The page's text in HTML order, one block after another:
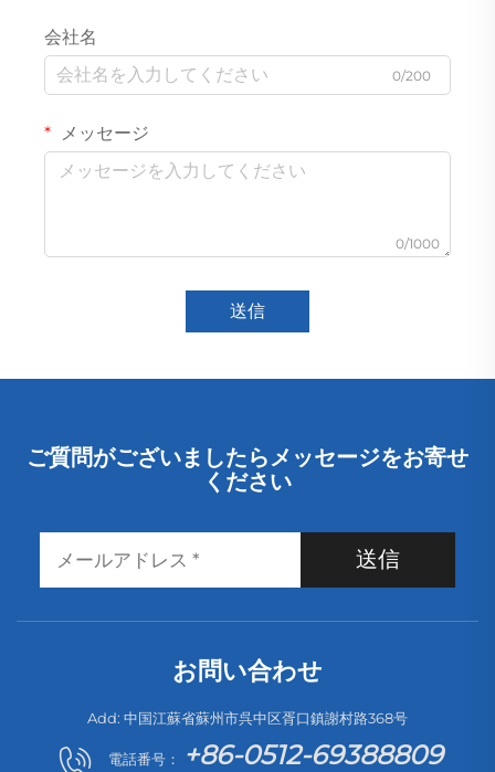
会社名
0/200
メッセージ
0/1000
送信
ご質問がございましたらメッセージをお寄せ
ください
送信
お問い合わせ
Add: 中国江蘇省蘇州市呉中区胥口鎮謝村路368号
電話番号： +86-0512-69388809